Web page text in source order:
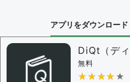
アプリをダウンロード
DiQt（ディ
無料
★★★★★
★★★★★